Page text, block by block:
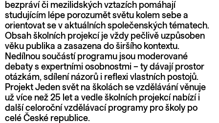
bezpráví či mezilidských vztazích pomáhají
studujícím lépe porozumět světu kolem sebe a
orientovat se v aktuálních společenských tématech.
Obsah školních projekcí je vždy pečlivě uzpůsoben
věku publika a zasazena do širšího kontextu.
Nedílnou součástí programu jsou moderované
debaty s expertními osobnostmi – ty dávají prostor
otázkám, sdílení názorů i reflexi vlastních postojů.
Projekt Jeden svět na školách se vzdělávání věnuje
už více než 25 let a vedle školních projekcí nabízí i
další celoroční vzdělávací programy pro školy po
celé České republice.